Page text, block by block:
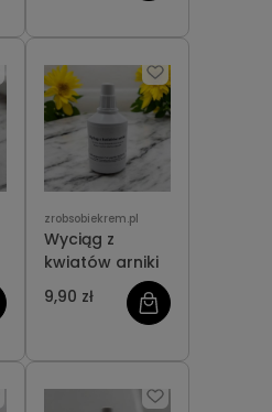
zrobsobiekrem.pl
Wyciąg z
kwiatów arniki
9,90 zł